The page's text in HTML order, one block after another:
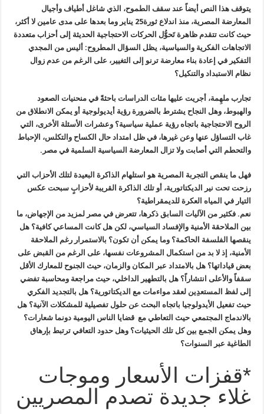
يتوقف هذا النص أيضاً عند سقف الطموح، الذي شاغل أطياف وأجيال
المعارضة المصرية، منذ اندلاع ثورة25 يناير وما بعدها على مدى عامين لا أكثر،
حيث كانت تتقدم ظاهرة تَحوُّل الحركات الاحتجاجية الحديثة إلى أحزاب متعددة
الاتجاهات الفكرية والسياسية، يظل السؤال المطروح: أليس من المجدي
التفكير في إعادة بناء معارضة ترنو إلى التغيير، على الرغم من عدم زوال
نظام الاستبداد والتنكيل؟
تجارب ملهِمة، أجريت عليها مئات الدراسات باحثةً في منحنيات الصعود
والهبوط، وهل النجاح يشترط بالضرورة رؤية أيديولوجية أو يمكن الانطلاق من
الروح الاحتجاجية باتجاه رؤية عملية سياسية؟ وعشرات الأسئلة الأخرى، التي
غاب التساؤل عنها وعن غيرها، في ظل امتداد حال الكساح والتكلس، الإحباط
والتحطم التي أصابت ولا تزال المعارضة السياسية السلمية في مصر.
فهل ما ينقص التجربة المصرية هو استلهام الذاكرة البعيدة لتلك الأحزاب التي
رزحت تحت نير الديكتاتورية، أو تلك الذاكرة القريبة لأحزابٍ سبحت عكس
التيار في المياه العكرة للديمقراطية؟
نعم. فكثير من الآليات السابق ذكرها، تتعرض في مصر لمزيد من الإجهاض، ما
بين الملاحقة الأمنية والإفساد السياسي، لكن هل كانت المساعي كافية؟ هل
ينقصها الفلسفة الحاكمة؟ وما يمكن أن تكون؟ بالاستمرار رغم الملاحقة
الأمنية، إذ لا بد من استكمال المشروعات نفسها، على الرغم من القبض على
بعض قياداتها؟ هل بالامتداد عبر المكان والزمان، حيث الجنوح للمعارك الأقل
سقفاً والأعلى انتشاراً؟ هل بالتطهير الداخلي، حيث مراجعة ومحاسبة تفضي
إلى لفظ المستعدِين لعقد مواءمات مع الديكتاتورية؟ هل بالتجديد الفكري
حيث تفعيل الأيدولوجيا باتجاه البحث عن حلول تفصيلية للمشكلات الآنية؟ هل
بالاندماج المجتمعي حيث التعاطي مع قضايا الناس اليومية دونما شعارات؟
وهل يمكن الجمع بين كل تلك الحيثيات؟ وهل حدود التعافي ترتبط بإرهاق
الطاغية عبر السنوات؟
*قفزات الأسعار وموجات
غلاء جديدة تصدم المصريين